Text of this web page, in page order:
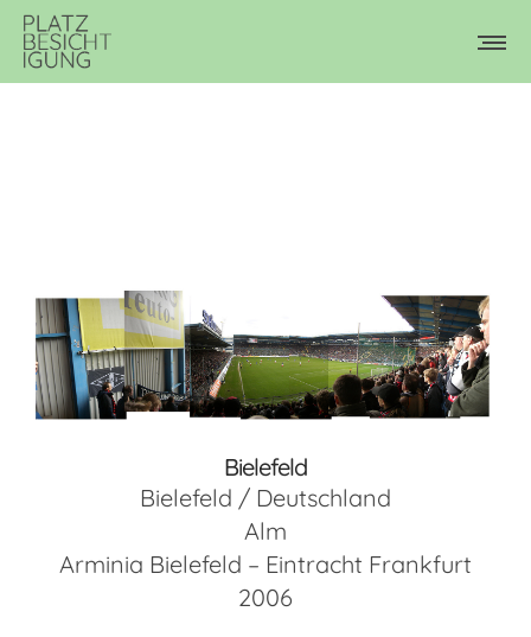
Bielefeld
Bielefeld / Deutschland
Alm
Arminia Bielefeld – Eintracht Frankfurt
2006